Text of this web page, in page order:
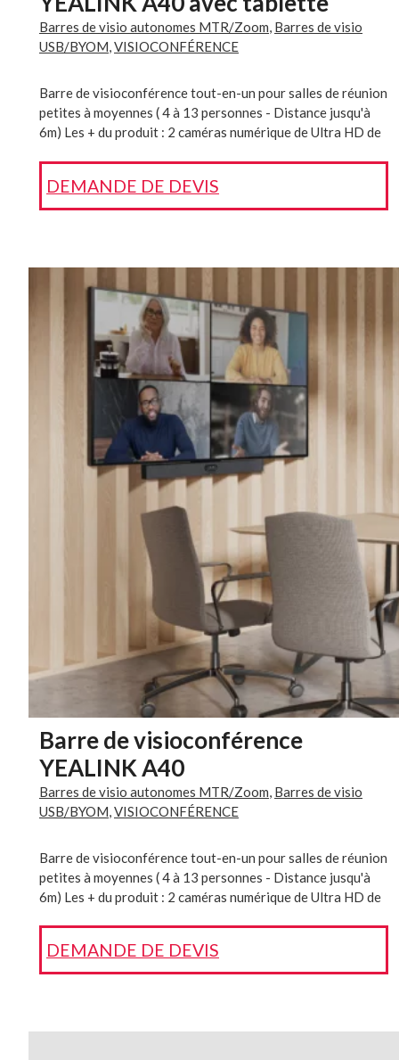
Barres de visio autonomes MTR/Zoom, Barres de visio
USB/BYOM,VISIOCONFÉRENCE
Barre de visioconférence tout-en-un pour salles de réunion
petites à moyennes ( 4 à 13 personnes - Distance jusqu'à
6m) Les + du produit : 2 caméras numérique de Ultra HD de
parleurs, Cadrage multifocus) Haut-parleurs stéréo et 8
microphones MEMS avec réduction de bruit. Livré avec une
nos produits sont livrés clés en main (installés, prêts à
l’emploi)
DEMANDE DE DEVIS
Barre de visioconférence
YEALINK A40
Barres de visio autonomes MTR/Zoom Barres de visio
USB/BYOM VISIOCONFÉRENCE
Barre de visioconférence tout-en-un pour salles de réunion
petites à moyennes ( 4 à 13 personnes - Distance jusqu'à
6m) Les + du produit : 2 caméras numérique de Ultra HD de
Framing) Haut-parleurs stéréo et 8 microphones MEMS
avec réduction de bruit. Livré avec une télécommande
sont livrés clés en main (installés, prêts à l’emploi)
DEMANDE DE DEVIS